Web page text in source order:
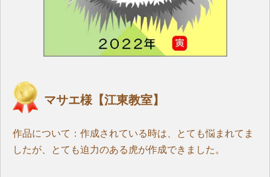
マサエ様【江東教室】
作品について：作成されている時は、とても悩まれてま
したが、とても迫力のある虎が作成できました。